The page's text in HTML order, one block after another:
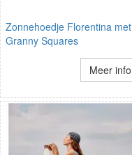
Zonnehoedje Florentina met
Granny Squares
Meer info